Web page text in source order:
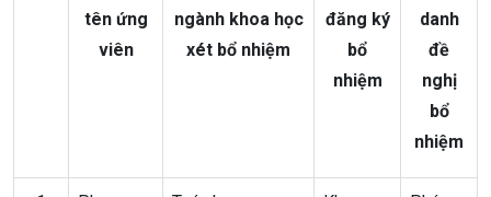
tên ứng
viên
ngành khoa học
xét bổ nhiệm
đăng ký
bổ
nhiệm
danh
đề
nghị
bổ
nhiệm